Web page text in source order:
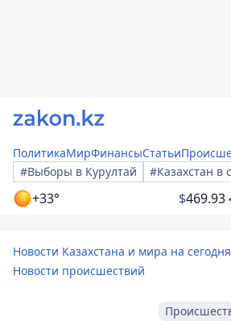
ПолитикаМирФинансыСтатьи
#Выборы в Курултай
#Казахстан в
+33° $469.93
Новости Казахстана и мира на сегодня
Новости происшествий